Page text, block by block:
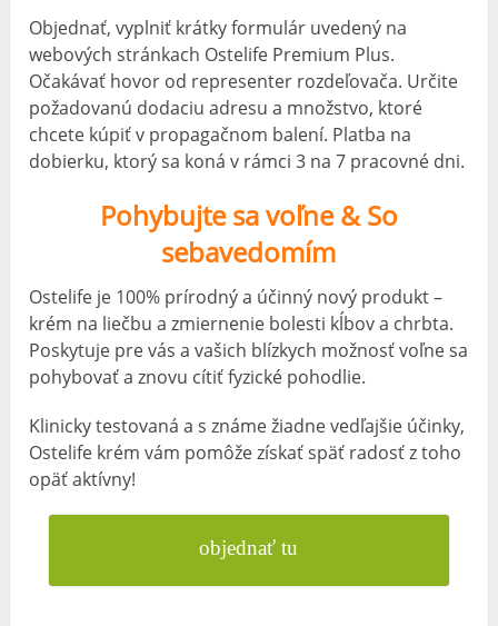
Objednať, vyplniť krátky formulár uvedený na
webových stránkach Ostelife Premium Plus.
Očakávať hovor od representer rozdeľovača. Určite
požadovanú dodaciu adresu a množstvo, ktoré
chcete kúpiť v propagačnom balení. Platba na
dobierku, ktorý sa koná v rámci 3 na 7 pracovné dni.
Pohybujte sa voľne & So
sebavedomím
Ostelife je 100% prírodný a účinný nový produkt –
krém na liečbu a zmiernenie bolesti kĺbov a chrbta.
Poskytuje pre vás a vašich blízkych možnosť voľne sa
pohybovať a znovu cítiť fyzické pohodlie.
Klinicky testovaná a s známe žiadne vedľajšie účinky,
Ostelife krém vám pomôže získať späť radosť z toho
opäť aktívny!
objednať tu